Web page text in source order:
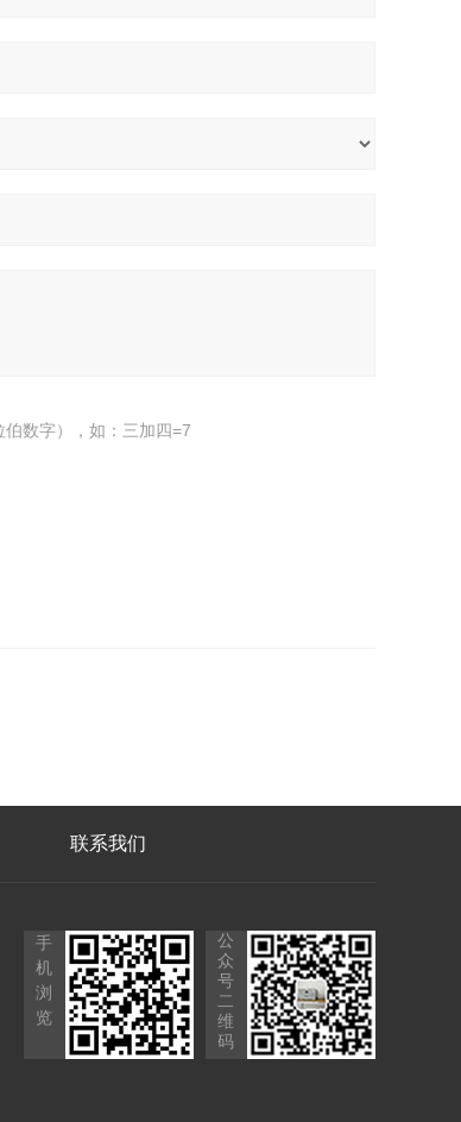
数字），如：三加四=7
联系我们
手
机
浏
览
公
众
号
二
维
码